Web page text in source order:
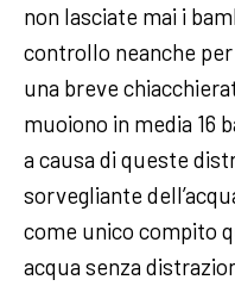
non lasciate mai i
controllo neanche
una breve
muoiono in media 16
a causa di queste
sorvegliante
come unico compito
acqua senza